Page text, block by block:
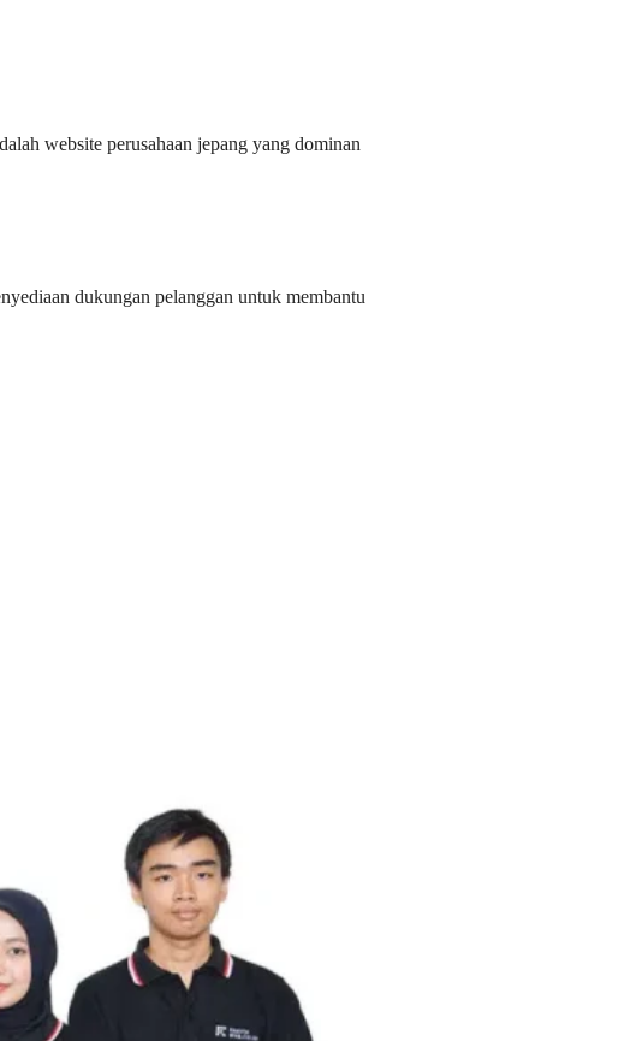
website perusahaan jepang yang dominan
dukungan pelanggan untuk membantu